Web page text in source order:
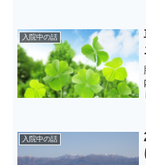
入院中の話
入院中の話